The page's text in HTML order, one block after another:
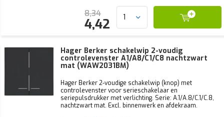
8,34
4,42
Hager Berker schakelwip 2-voudig
controlevenster A1/A8/C1/C8 nachtzwart
mat (WAW2031BM)
Hager Berker 2-voudige schakelwip (knop) met
controlevenster voor serieschakelaar en
seriepulsdrukker met verlichting. Serie: A.1/A.8/C.1/C.8,
nachtzwart mat. Excl. binnenwerk en afdekraam.